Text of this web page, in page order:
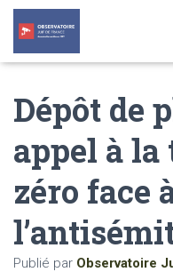
Dépôt de
appel à la
zéro face
Publié par Observatoire